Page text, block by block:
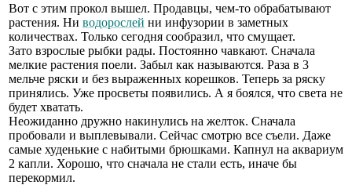
Вот с этим прокол вышел. Продавцы, чем-то обрабатывают
растения. Ни водорослей ни инфузории в заметных
количествах. Только сегодня сообразил, что смущает.
Зато взрослые рыбки рады. Постоянно чавкают. Сначала
мелкие растения поели. Забыл как называются. Раза в 3
мельче ряски и без выраженных корешков. Теперь за ряску
принялись. Уже просветы появились. А я боялся, что света не
будет хватать.
Неожиданно дружно накинулись на желток. Сначала
пробовали и выплевывали. Сейчас смотрю все съели. Даже
самые худенькие с набитыми брюшками. Капнул на аквариум
2 капли. Хорошо, что сначала не стали есть, иначе бы
перекормил.